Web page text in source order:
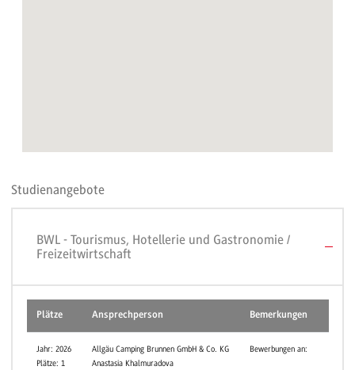
Studienangebote
BWL - Tourismus, Hotellerie und Gastronomie /
Freizeitwirtschaft
Plätze Ansprechperson Bemerkungen
Jahr: 2026
Plätze: 1
Allgäu Camping Brunnen GmbH & Co. KG
Anastasia Khalmuradova
Bewerbungen an: